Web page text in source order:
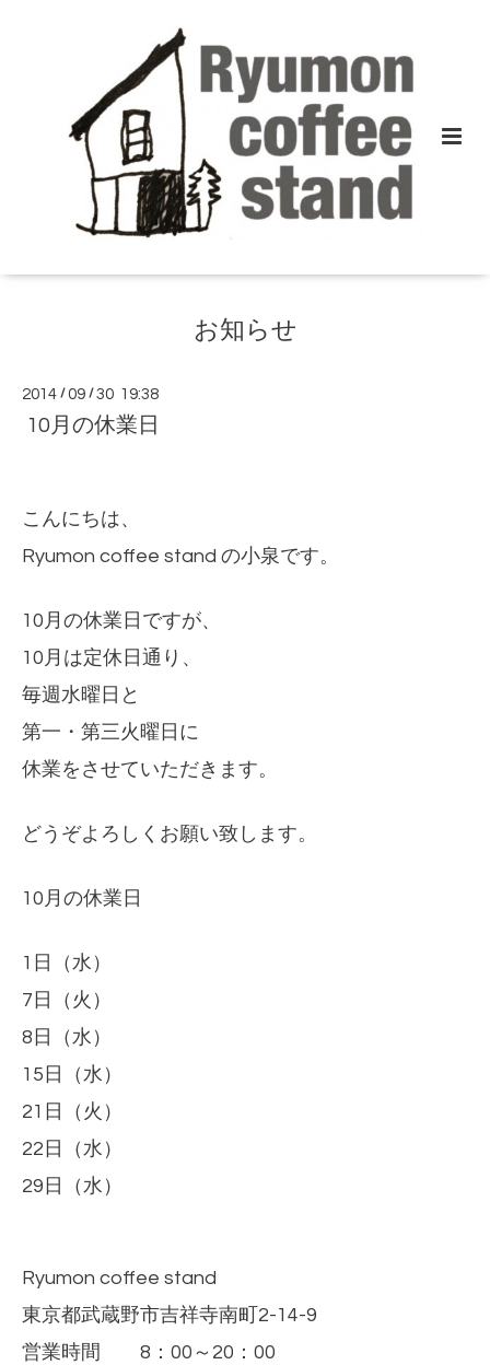
お知らせ
2014 /09 /30 19:38
10月の休業日
こんにちは、
Ryumon coffee stand の小泉です。
10月の休業日ですが、
10月は定休日通り、
毎週水曜日と
第一・第三火曜日に
休業をさせていただきます。
どうぞよろしくお願い致します。
10月の休業日
1日（水）
7日（火）
8日（水）
15日（水）
21日（火）
22日（水）
29日（水）
Ryumon coffee stand
東京都武蔵野市吉祥寺南町2-14-9
営業時間 8：00～20：00